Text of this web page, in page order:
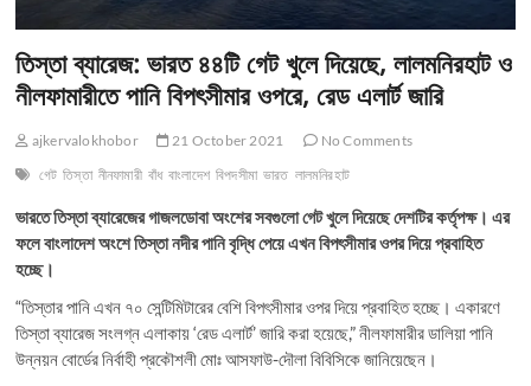
তিস্তা ব্যারেজ: ভারত ৪৪টি গেট খুলে দিয়েছে, লালমনিরহাট ও
নীলফামারীতে পানি বিপৎসীমার ওপরে, রেড এলার্ট জারি
ajkervalokhobor 21 October 2021
No Comments
গেট তিস্তা নীনফামারী বাঁধ বাংলাদেশ বিপদসীমা ভারত লালমনিরহাট
ভারতে তিস্তা ব্যারেজের গাজলডোবা অংশের সবগুলো গেট খুলে দিয়েছে দেশটির কর্তৃপক্ষ। এর
ফলে বাংলাদেশ অংশে তিস্তা নদীর পানি বৃদ্ধি পেয়ে এখন বিপৎসীমার ওপর দিয়ে প্রবাহিত
হচ্ছে।
“তিস্তার পানি এখন ৭০ সেন্টিমিটারের বেশি বিপৎসীমার ওপর দিয়ে প্রবাহিত হচ্ছে। একারণে
তিস্তা ব্যারেজ সংলগ্ন এলাকায় ‘রেড এলার্ট’ জারি করা হয়েছে,” নীলফামারীর ডালিয়া পানি
উন্নয়ন বোর্ডের নির্বাহী প্রকৌশলী মোঃ আসফাউ-দৌলা বিবিসিকে জানিয়েছেন।